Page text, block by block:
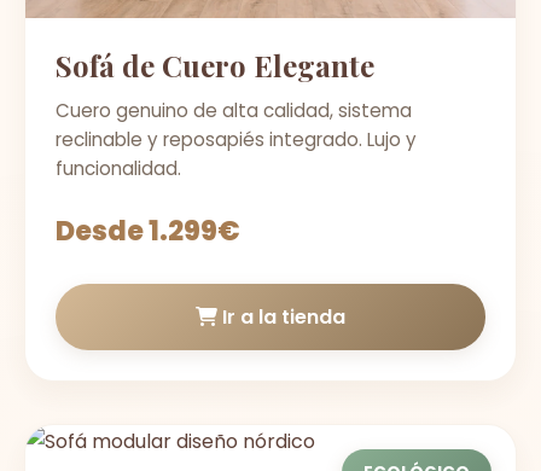
Sofá de Cuero Elegante
Cuero genuino de alta calidad, sistema
reclinable y reposapiés integrado. Lujo y
funcionalidad.
Desde 1.299€
Ir a la tienda